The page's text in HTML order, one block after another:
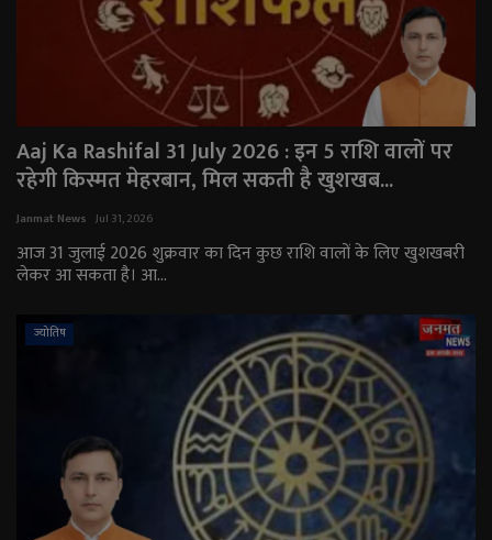
Aaj Ka Rashifal 31 July 2026 : इन 5 राशि वालों पर
रहेगी किस्मत मेहरबान, मिल सकती है खुशखब...
Janmat News Jul 31, 2026
आज 31 जुलाई 2026 शुक्रवार का दिन कुछ राशि वालों के लिए खुशखबरी
लेकर आ सकता है। आ...
ज्योतिष